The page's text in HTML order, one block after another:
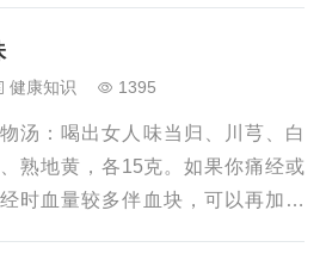
下气、止痛功能；4、姜艾薏苡...
健康知识 1395
汤：喝出女人味当归、川芎、白
熟地黄，各15克。如果你痛经或
时血量较多伴血块，可以再加红